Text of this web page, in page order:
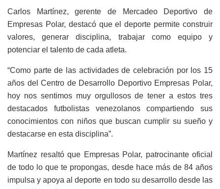
Carlos Martínez, gerente de Mercadeo Deportivo de
Empresas Polar, destacó que el deporte permite construir
valores, generar disciplina, trabajar como equipo y
potenciar el talento de cada atleta.
“Como parte de las actividades de celebración por los 15
años del Centro de Desarrollo Deportivo Empresas Polar,
hoy nos sentimos muy orgullosos de tener a estos tres
destacados futbolistas venezolanos compartiendo sus
conocimientos con niños que buscan cumplir su sueño y
destacarse en esta disciplina”.
Martínez resaltó que Empresas Polar, patrocinante oficial
de todo lo que te propongas, desde hace más de 84 años
impulsa y apoya al deporte en todo su desarrollo desde las